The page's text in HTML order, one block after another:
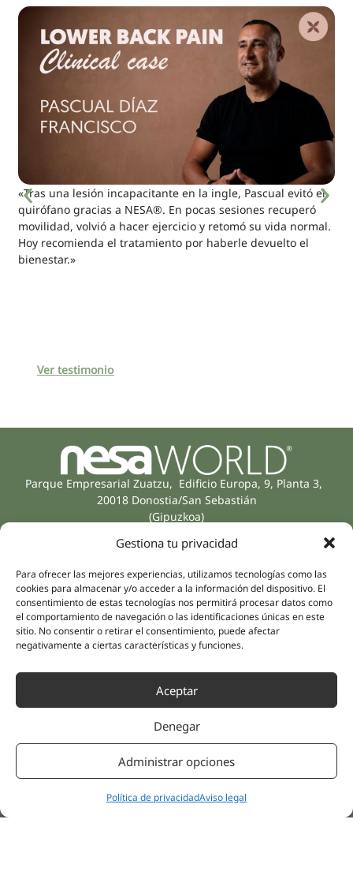
Gestiona tu privacidad
Para ofrecer las mejores experiencias, utilizamos tecnologías como las
cookies para almacenar y/o acceder a la información del dispositivo. El
consentimiento de estas tecnologías nos permitirá procesar datos como
el comportamiento de navegación o las identificaciones únicas en este
sitio. No consentir o retirar el consentimiento, puede afectar
negativamente a ciertas características y funciones.
Aceptar
Denegar
Administrar opciones
Política de privacidadAviso legal
«Tras una lesión incapacitante en la ingle, Pascual evitó el
quirófano gracias a NESA®. En pocas sesiones recuperó
movilidad, volvió a hacer ejercicio y retomó su vida normal.
Hoy recomienda el tratamiento por haberle devuelto el
bienestar.»
Ver testimonio
Parque Empresarial Zuatzu, Edificio Europa, 9, Planta 3,
20018 Donostia/San Sebastián
(Gipuzkoa)
Salud íntima
Sports
Salud mental
Neurología y dolor
Odontología
Medicina interna
Sobre nosotros
Equipo humano
Distribuidores
Partnerships
Evidencia científica
Enlaces rápidos
Tienda online
Síguenos
Instagram
LinkedIn
Youtube